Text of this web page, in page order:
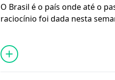
O Brasil é o país onde até o
raciocínio foi dada nesta
reviravolta na política
histórico de Lula no
do Campo. Nosso apoiador:
Web Services, apoia o […]